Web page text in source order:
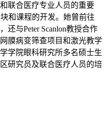
联合医疗专业人员的重要
和课程的开发。她曾前往
还与Peter Scanlon教授合作
膜病变筛查项目和激光教学
学院眼科研究所多名硕士生
研究员及联合医疗人员的培